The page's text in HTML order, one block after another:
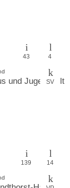
43 4
SV
und
139 14